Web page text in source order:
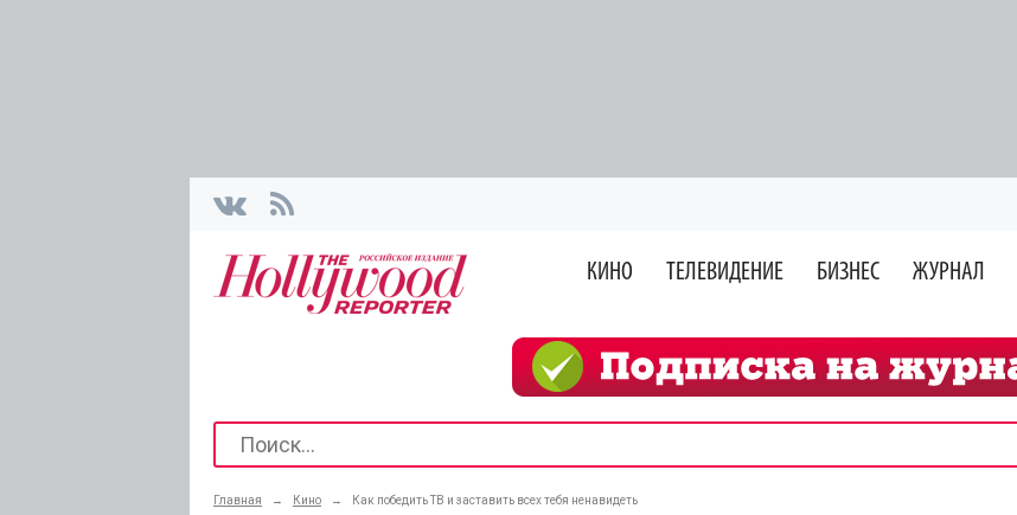
КИНО ТЕЛЕВИДЕНИЕ БИЗНЕС ЖУРНАЛ
Главная → Кино → Как победить ТВ и заставить всех тебя ненавидеть